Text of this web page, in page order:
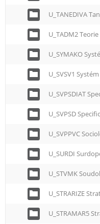
U_TANEDIVA
U_TADM2
U_SYMAKO
U_SVSV1
U_SVPPVC
U_SURDI
U_STRARIZE
U_STRAMAR5